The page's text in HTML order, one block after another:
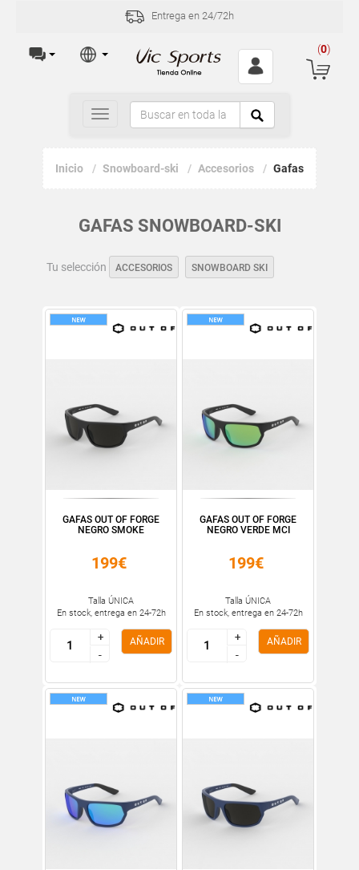
Entrega en 24/72h
(0)
Toggle
navigation
Inicio Snowboard-ski Accesorios Gafas
GAFAS SNOWBOARD-SKI
Tu selección ACCESORIOS SNOWBOARD SKI
GAFAS OUT OF FORGE
NEGRO SMOKE
199€
Talla ÚNICA
En stock, entrega en 24-72h
+
-
+
-
AÑADIR
GAFAS OUT OF FORGE
NEGRO VERDE MCI
199€
Talla ÚNICA
En stock, entrega en 24-72h
+
-
+
-
AÑADIR